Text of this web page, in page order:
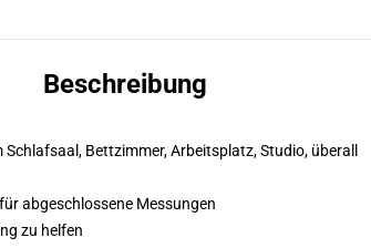
Beschreibung
Bettzimmer, Arbeitsplatz, Studio, überall
abgeschlossene Messungen
zu helfen